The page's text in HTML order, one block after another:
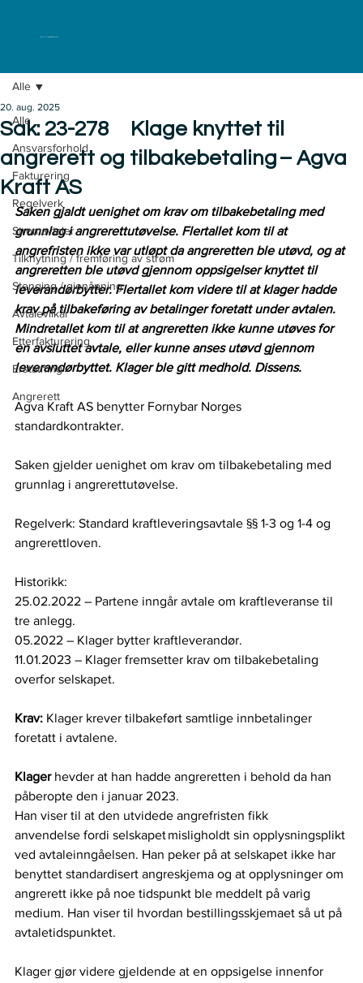
ELKLAGENEMNDA
Alle
Ansvarsforhold
Fakturering
Regelverk
Strømavtaler
Tilknytning / fremføring av strøm
Stenging / gjenåpning
Avtalevilkår
Etterfakturering
Erstatning
Angrerett
Alle
Sak: 23-278 Klage knyttet til
angrerett og tilbakebetaling – Agva
Kraft AS
20. aug. 2025
Saken gjaldt uenighet om krav om tilbakebetaling med
grunnlag i angrerettutøvelse. Flertallet kom til at
angrefristen ikke var utløpt da angreretten ble utøvd, og at
angreretten ble utøvd gjennom oppsigelser knyttet til
leverandørbytter. Flertallet kom videre til at klager hadde
krav på tilbakeføring av betalinger foretatt under avtalen.
Mindretallet kom til at angreretten ikke kunne utøves for
en avsluttet avtale, eller kunne anses utøvd gjennom
leverandørbyttet. Klager ble gitt medhold. Dissens.
Agva Kraft AS benytter Fornybar Norges
standardkontrakter.
Saken gjelder uenighet om krav om tilbakebetaling med
grunnlag i angrerettutøvelse.
Regelverk: Standard kraftleveringsavtale §§ 1-3 og 1-4 og
angrerettloven.
Historikk:
25.02.2022 – Partene inngår avtale om kraftleveranse til
tre anlegg.
05.2022 – Klager bytter kraftleverandør.
11.01.2023 – Klager fremsetter krav om tilbakebetaling
overfor selskapet.
Krav: Klager krever tilbakeført samtlige innbetalinger
foretatt i avtalene.
Klager hevder at han hadde angreretten i behold da han
påberopte den i januar 2023.
Han viser til at den utvidede angrefristen fikk
anvendelse fordi selskapet misligholdt sin opplysningsplikt
ved avtaleinngåelsen. Han peker på at selskapet ikke har
benyttet standardisert angreskjema og at opplysninger om
angrerett ikke på noe tidspunkt ble meddelt på varig
medium. Han viser til hvordan bestillingsskjemaet så ut på
avtaletidspunktet.
Klager gjør videre gjeldende at en oppsigelse innenfor